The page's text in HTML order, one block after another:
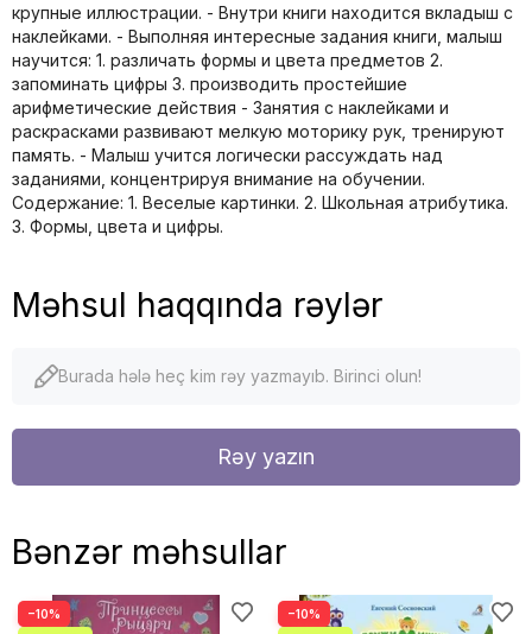
крупные иллюстрации. - Внутри книги находится вкладыш с
наклейками. - Выполняя интересные задания книги, малыш
научится: 1. различать формы и цвета предметов 2.
запоминать цифры 3. производить простейшие
арифметические действия - Занятия с наклейками и
раскрасками развивают мелкую моторику рук, тренируют
память. - Малыш учится логически рассуждать над
заданиями, концентрируя внимание на обучении.
Содержание: 1. Веселые картинки. 2. Школьная атрибутика.
3. Формы, цвета и цифры.
Məhsul haqqında rəylər
Burada hələ heç kim rəy yazmayıb. Birinci olun!
Rəy yazın
Bənzər məhsullar
−10% −10%